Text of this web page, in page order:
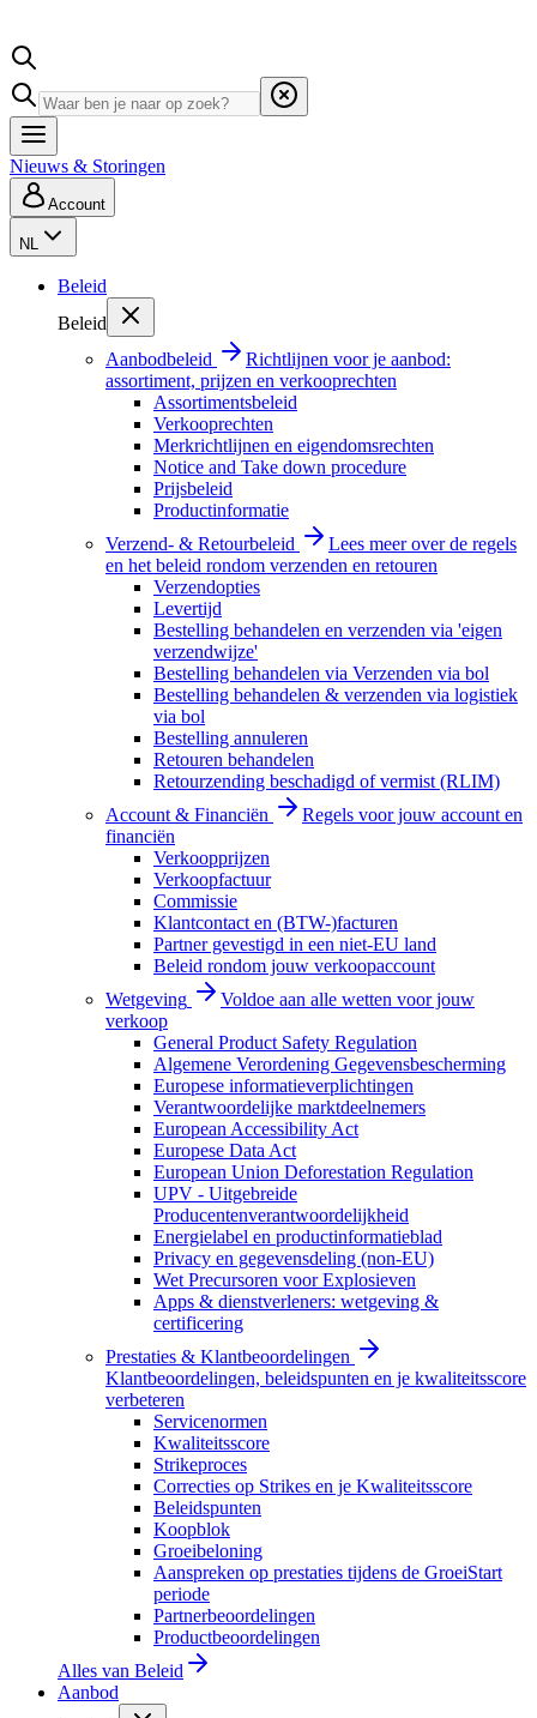
Nieuws & Storingen
Account
NL
Beleid
Beleid
Aanbodbeleid
Richtlijnen voor je aanbod:
assortiment, prijzen en verkooprechten
Assortimentsbeleid
Verkooprechten
Merkrichtlijnen en eigendomsrechten
Notice and Take down procedure
Prijsbeleid
Productinformatie
Verzend- & Retourbeleid
Lees meer over de regels
en het beleid rondom verzenden en retouren
Verzendopties
Levertijd
Bestelling behandelen en verzenden via 'eigen
verzendwijze'
Bestelling behandelen via Verzenden via bol
Bestelling behandelen & verzenden via logistiek
via bol
Bestelling annuleren
Retouren behandelen
Retourzending beschadigd of vermist (RLIM)
Account & Financiën
Regels voor jouw account en
financiën
Verkoopprijzen
Verkoopfactuur
Commissie
Klantcontact en (BTW-)facturen
Partner gevestigd in een niet-EU land
Beleid rondom jouw verkoopaccount
Wetgeving
Voldoe aan alle wetten voor jouw
verkoop
General Product Safety Regulation
Algemene Verordening Gegevensbescherming
Europese informatieverplichtingen
Verantwoordelijke marktdeelnemers
European Accessibility Act
Europese Data Act
European Union Deforestation Regulation
UPV - Uitgebreide
Producentenverantwoordelijkheid
Energielabel en productinformatieblad
Privacy en gegevensdeling (non-EU)
Wet Precursoren voor Explosieven
Apps & dienstverleners: wetgeving &
certificering
Prestaties & Klantbeoordelingen
Klantbeoordelingen, beleidspunten en je kwaliteitsscore
verbeteren
Servicenormen
Kwaliteitsscore
Strikeproces
Correcties op Strikes en je Kwaliteitsscore
Beleidspunten
Koopblok
Groeibeloning
Aanspreken op prestaties tijdens de GroeiStart
periode
Partnerbeoordelingen
Productbeoordelingen
Alles van Beleid
Aanbod